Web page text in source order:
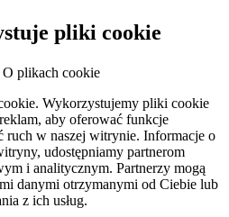
pliki cookie
O plikach cookie
Wykorzystujemy pliki cookie
aby oferować funkcje
ruch w naszej witrynie. Informacje o
udostępniamy partnerom
i analitycznym. Partnerzy mogą
danymi otrzymanymi od Ciebie lub
z ich usług.